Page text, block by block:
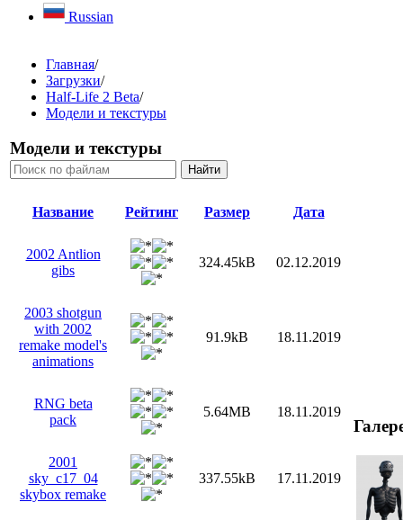
Russian
Главная/
Загрузки/
Half-Life 2 Beta/
Модели и текстуры
Модели и текстуры
Название Рейтинг Размер Дата
2002 Antlion
gibs
324.45kB 02.12.2019
2003 shotgun
with 2002
remake model's
animations
91.9kB 18.11.2019
RNG beta
pack
5.64MB 18.11.2019
2001
sky_c17_04
skybox remake
337.55kB 17.11.2019